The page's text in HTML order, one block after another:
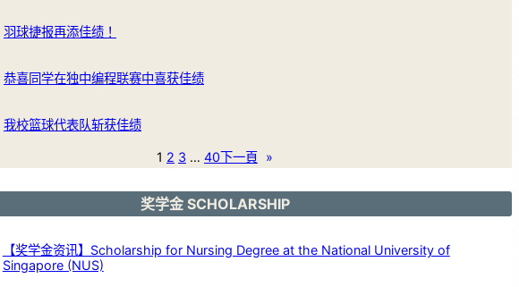
羽球捷报再添佳绩！
恭喜同学在独中编程联赛中喜获佳绩
我校篮球代表队斩获佳绩
1 2 3 … 40下一頁 »
奖学金 SCHOLARSHIP
【奖学金资讯】Scholarship for Nursing Degree at the National University of
Singapore (NUS)